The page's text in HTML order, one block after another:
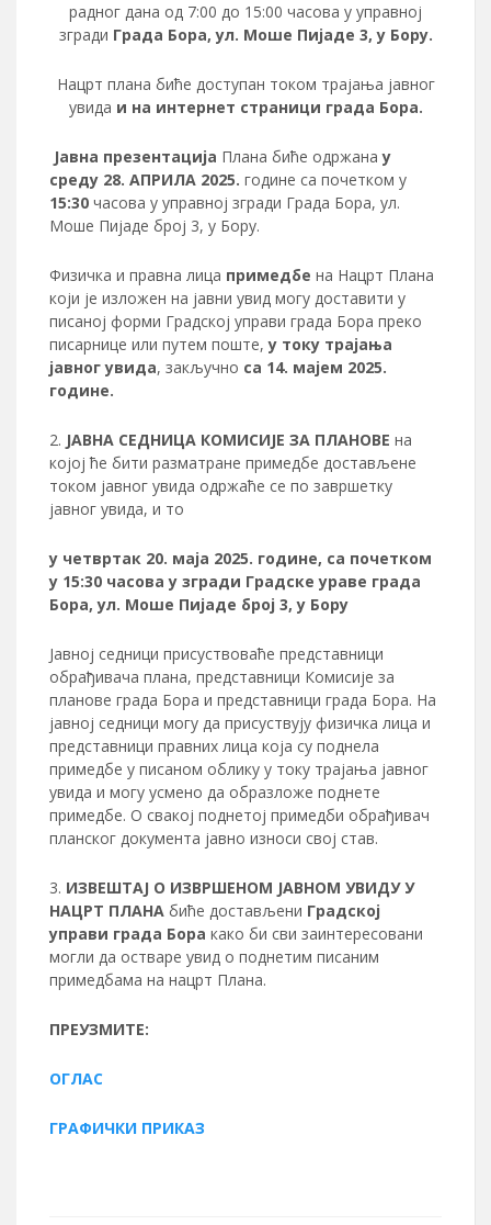
радног дана од 7:00 до 15:00 часова у управној
згради Града Бора, ул. Моше Пијаде 3, у Бору.
Нацрт плана биће доступан током трајања јавног
увида и на интернет страници града Бора.
Јавна презентација Плана биће одржанау
среду 28. АПРИЛА 2025. године са почетком у
15:30 часова у управној згради Града Бора, ул.
Моше Пијаде број 3, у Бору.
Физичка и правна лица примедбе на Нацрт Плана
који је изложен на јавни увид могу доставити у
писаној форми Градској управи града Бора преко
писарнице или путем поште,у току трајања
јавног увида, закључно са 14. мајем 2025.
године.
ЈАВНА СЕДНИЦА КОМИСИЈЕ ЗА ПЛАНОВЕ на
којој ће бити разматране примедбе достављене
током јавног увида одржаће се по завршетку
јавног увида, и то
у четвртак 20. маја 2025. године, са почетком
у 15:30 часова у згради Градске ураве града
Бора, ул. Моше Пијаде број 3, у Бору
Јавној седници присуствоваће представници
обрађивача плана, представници Комисије за
планове града Бора и представници града Бора. На
јавној седници могу да присуствују физичка лица и
представници правних лица која су поднела
примедбе у писаном облику у току трајања јавног
увида и могу усмено да образложе поднете
примедбе. О свакој поднетој примедби обрађивач
планског документа јавно износи свој став.
ИЗВЕШТАЈ О ИЗВРШЕНОМ ЈАВНОМ УВИДУ У
НАЦРТ ПЛАНА биће достављени Градској
управи града Бора како би сви заинтересовани
могли да остваре увид о поднетим писаним
примедбама на нацрт Плана.
ПРЕУЗМИТЕ:
ОГЛАС
ГРАФИЧКИ ПРИКАЗ